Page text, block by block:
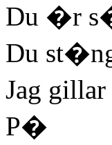
Du �r
Du
Jag
P�